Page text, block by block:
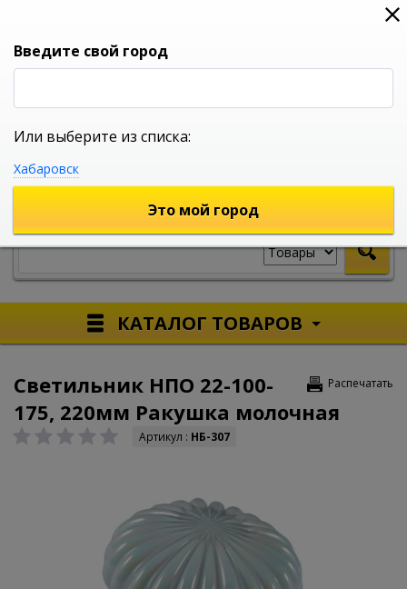
0
УНИВЕРСАЛЬНЫЙ ИНТЕРНЕТ МАГАЗИН
КАТАЛОГ ТОВАРОВ
Распечатать
Светильник НПО 22-100-
175, 220мм Ракушка молочная
Артикул : НБ-307
Введите свой город
Или выберите из списка:
Хабаровск
Это мой город